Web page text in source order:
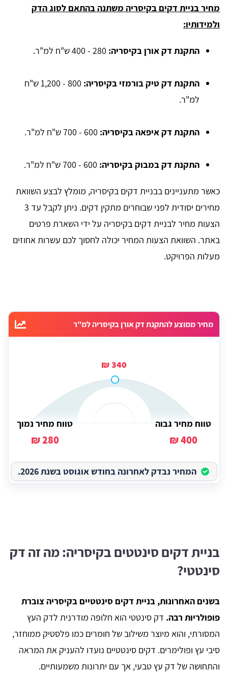
מחיר בניית דקים בקיסריה משתנה בהתאם לסוג הדק
ולמידותיו:
התקנת דק אורן בקיסריה: 280 - 400 ש"ח למ"ר.
התקנת דק טיק בורמזי בקיסריה:
800 - 1,200 ש"ח
למ"ר.
התקנת דק איפאה בקיסריה: 600 - 700 ש"ח למ"ר.
התקנת דק במבוק בקיסריה: 600 - 700 ש"ח למ"ר.
כאשר מתעניינים בבניית דקים בקיסריה, מומלץ לבצע השוואת
מחירים יסודית לפני שבוחרים מתקין דקים. ניתן לקבל עד 3
הצעות מחיר לבניית דקים בקיסריה על ידי השארת פרטים
באתר. השוואת הצעות המחיר יכולה לחסוך לכם עשרות אחוזים
מעלות הפרויקט.
מחיר ממוצע להתקנת דק אורן בקיסריה למ"ר
340 ₪
טווח מחיר גבוה
400 ₪
טווח מחיר נמוך
280 ₪
המחיר נבדק לאחרונה בחודש אוגוסט בשנת 2026.
בניית דקים סינטטים בקיסריה: מה זה דק
סינטטי?
בשנים האחרונות, בניית דקים סינטטיים בקיסריה צוברת
פופולריות רבה. דק סינטטי הוא חלופה מודרנית לדק העץ
המסורתי, והוא מיוצר משילוב של חומרים כמו פלסטיק ממוחזר,
סיבי עץ ופולימרים. דקים סינטטיים נועדו להעניק את המראה
והתחושה של דק עץ טבעי, אך עם יתרונות משמעותיים.